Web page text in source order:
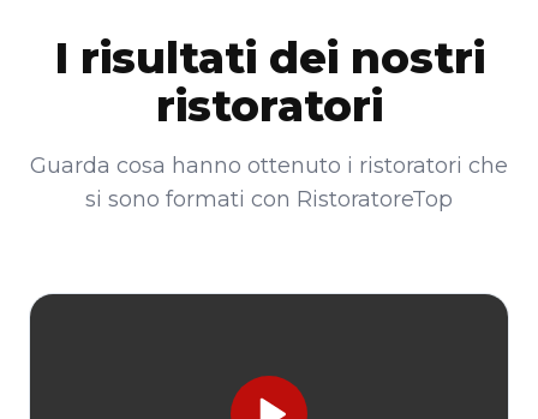
I risultati dei nostri
ristoratori
Guarda cosa hanno ottenuto i ristoratori che
si sono formati con RistoratoreTop